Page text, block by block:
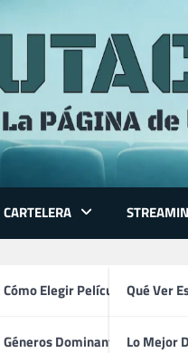
CARTELERA
Cómo Elegir Película
Géneros Dominantes
Qué Ver
Lo Mejor